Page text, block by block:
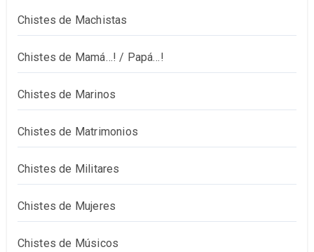
Chistes de Machistas
Chistes de Mamá…! / Papá…!
Chistes de Marinos
Chistes de Matrimonios
Chistes de Militares
Chistes de Mujeres
Chistes de Músicos